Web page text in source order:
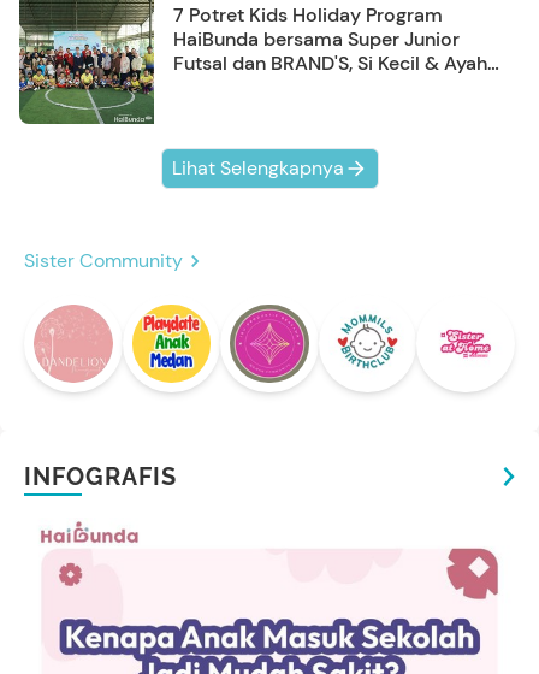
7 Potret Kids Holiday Program
HaiBunda bersama Super Junior
Futsal dan BRAND'S, Si Kecil & Ayah
Lihat Selengkapnya
Sister Community
INFOGRAFIS